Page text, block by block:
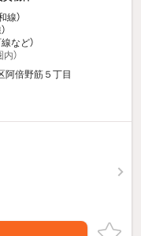
線）
線など）
）
阿倍野筋５丁目